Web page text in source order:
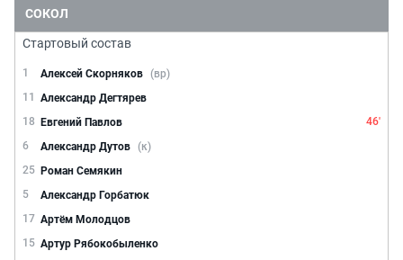
СОКОЛ
Стартовый состав
1 Алексей Скорняков (вр)
11
Александр Дегтярев
18 Евгений Павлов
46'
6
Александр Дутов (к)
25 Роман Семякин
5
Александр Горбатюк
17 Артём Молодцов
15 Артур Рябокобыленко